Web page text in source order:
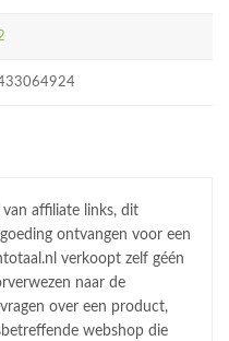
affiliate links, dit
ontvangen voor een
verkoopt zelf géén
naar de
over een product,
webshop die